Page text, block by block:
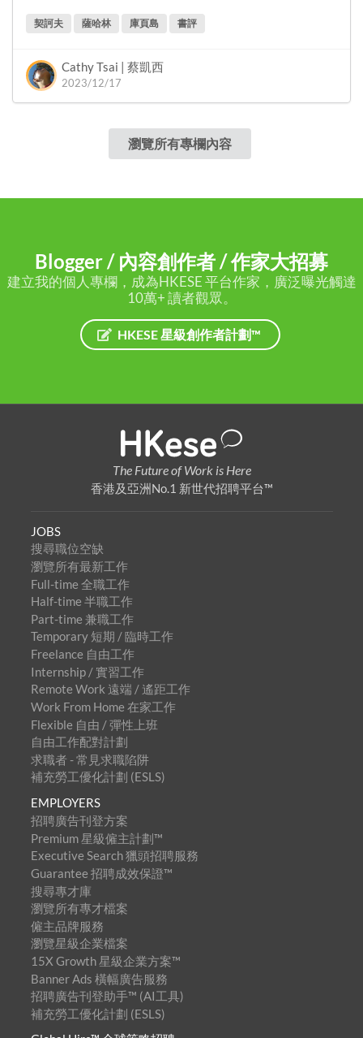
契訶夫 薩哈林 庫頁島 書評
Cathy Tsai | 蔡凱西
2023/12/17
瀏覽所有專欄內容
Blogger / 內容創作者 / 作家大招募
建立我的個人專欄，成為HKESE 平台作家，廣泛曝光觸達
10萬+ 讀者觀眾。
HKESE 星級創作者計劃™
The Future of Work is Here
香港及亞洲No.1 新世代招聘平台™
JOBS
搜尋職位空缺
瀏覽所有最新工作
Full-time 全職工作
Half-time 半職工作
Part-time 兼職工作
Temporary 短期 / 臨時工作
Freelance 自由工作
Internship / 實習工作
Remote Work 遠端 / 遙距工作
Work From Home 在家工作
Flexible 自由 / 彈性上班
自由工作配對計劃
求職者 - 常見求職陷阱
補充勞工優化計劃 (ESLS)
EMPLOYERS
招聘廣告刊登方案
Premium 星級僱主計劃™
Executive Search 獵頭招聘服務
Guarantee 招聘成效保證™
搜尋專才庫
瀏覽所有專才檔案
僱主品牌服務
瀏覽星級企業檔案
15X Growth 星級企業方案™
Banner Ads 橫幅廣告服務
招聘廣告刊登助手™ (AI工具)
補充勞工優化計劃 (ESLS)